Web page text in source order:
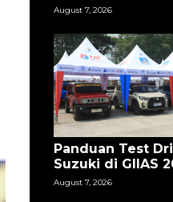
August 7, 2026
Panduan Test
Suzuki di GIIAS
August 7, 2026